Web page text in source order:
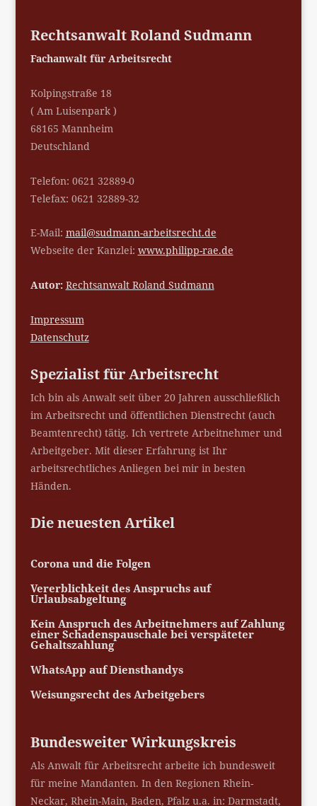
Rechtsanwalt Roland Sudmann
Fachanwalt für Arbeitsrecht
Kolpingstraße 18
( Am Luisenpark )
68165 Mannheim
Deutschland
Telefon: 0621 32889-0
Telefax: 0621 32889-32
E-Mail: mail@sudmann-arbeitsrecht.de
Webseite der Kanzlei: www.philipp-rae.de
Autor: Rechtsanwalt Roland Sudmann
Impressum
Datenschutz
Spezialist für Arbeitsrecht
Ich bin als Anwalt seit über 20 Jahren ausschließlich
im Arbeitsrecht und öffentlichen Dienstrecht (auch
Beamtenrecht) tätig. Ich vertrete Arbeitnehmer und
Arbeitgeber. Mit dieser Erfahrung ist Ihr
arbeitsrechtliches Anliegen bei mir in besten
Händen.
Die neuesten Artikel
Corona und die Folgen
Vererblichkeit des Anspruchs auf
Urlaubsabgeltung
Kein Anspruch des Arbeitnehmers auf Zahlung
einer Schadenspauschale bei verspäteter
Gehaltszahlung
WhatsApp auf Diensthandys
Weisungsrecht des Arbeitgebers
Bundesweiter Wirkungskreis
Als Anwalt für Arbeitsrecht arbeite ich bundesweit
für meine Mandanten. In den Regionen Rhein-
Neckar, Rhein-Main, Baden, Pfalz u.a. in: Darmstadt,